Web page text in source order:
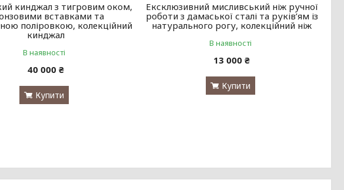
кинджал з тигровим оком,
вставками та
поліровкою, колекційний
кинджал
В наявності
40 000 ₴
Купити
Ексклюзивний мисливський ніж ручної
роботи з дамаської сталі та руків’ям із
натурального рогу, колекційний ніж
В наявності
13 000 ₴
Купити